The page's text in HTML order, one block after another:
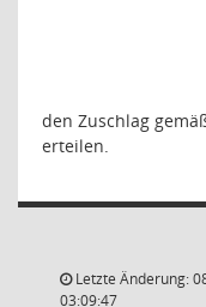
den Zuschlag
erteilen.
Letzte Änderung:
03:09:47